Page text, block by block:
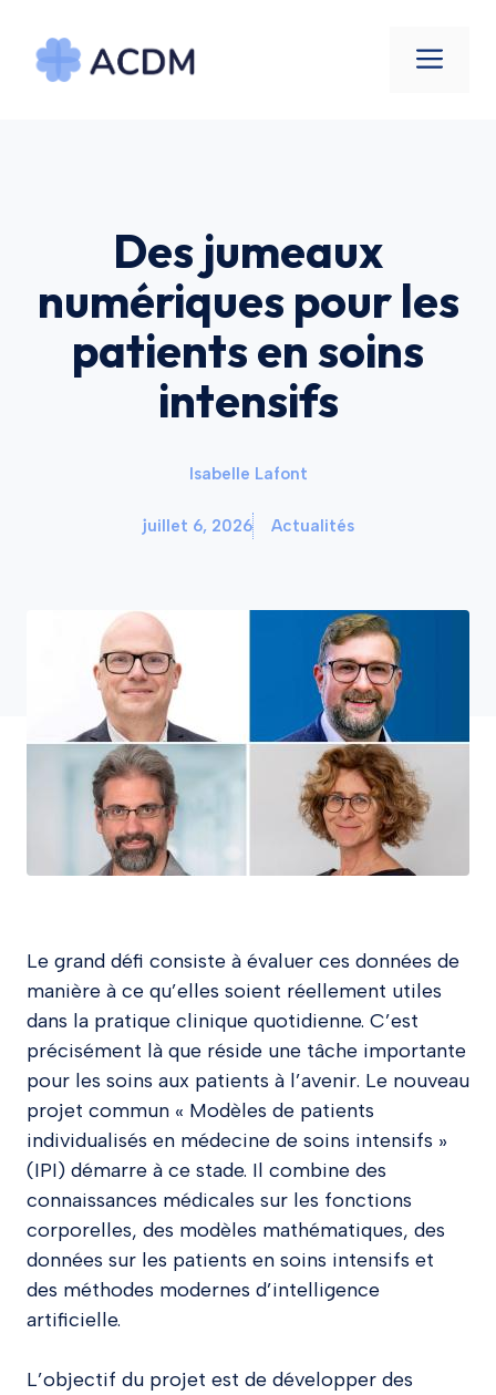
contenu
Des jumeaux
numériques pour les
patients en soins
intensifs
Isabelle Lafont
juillet 6, 2026 Actualités
Le grand défi consiste à évaluer ces données de
manière à ce qu’elles soient réellement utiles
dans la pratique clinique quotidienne. C’est
précisément là que réside une tâche importante
pour les soins aux patients à l’avenir. Le nouveau
projet commun « Modèles de patients
individualisés en médecine de soins intensifs »
(IPI) démarre à ce stade. Il combine des
connaissances médicales sur les fonctions
corporelles, des modèles mathématiques, des
données sur les patients en soins intensifs et
des méthodes modernes d’intelligence
artificielle.
L’objectif du projet est de développer des